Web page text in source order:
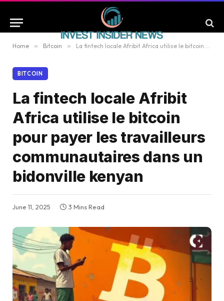
Home » Bitcoin » La fintech locale Afribit Africa utilise le bitcoin pour payer les travailleurs communautaires dans un bidonville kenyan
BITCOIN
La fintech locale Afribit
Africa utilise le bitcoin
pour payer les travailleurs
communautaires dans un
bidonville kenyan
June 11, 2025 3 Mins Read